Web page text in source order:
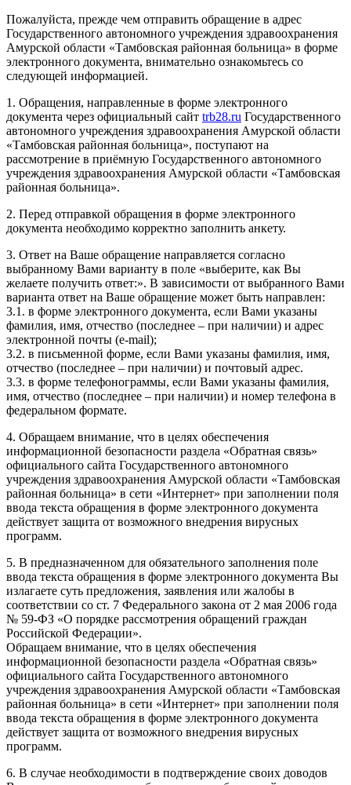
Пожалуйста, прежде чем отправить обращение в адрес
Государственного автономного учреждения здравоохранения
Амурской области «Тамбовская районная больница» в форме
электронного документа, внимательно ознакомьтесь со
следующей информацией.
1. Обращения, направленные в форме электронного
документа через официальный сайт trb28.ru Государственного
автономного учреждения здравоохранения Амурской области
«Тамбовская районная больница», поступают на
рассмотрение в приёмную Государственного автономного
учреждения здравоохранения Амурской области «Тамбовская
районная больница».
2. Перед отправкой обращения в форме электронного
документа необходимо корректно заполнить анкету.
3. Ответ на Ваше обращение направляется согласно
выбранному Вами варианту в поле «выберите, как Вы
желаете получить ответ:». В зависимости от выбранного Вами
варианта ответ на Ваше обращение может быть направлен:
3.1. в форме электронного документа, если Вами указаны
фамилия, имя, отчество (последнее – при наличии) и адрес
электронной почты (e-mail);
3.2. в письменной форме, если Вами указаны фамилия, имя,
отчество (последнее – при наличии) и почтовый адрес.
3.3. в форме телефонограммы, если Вами указаны фамилия,
имя, отчество (последнее – при наличии) и номер телефона в
федеральном формате.
4. Обращаем внимание, что в целях обеспечения
информационной безопасности раздела «Обратная связь»
официального сайта Государственного автономного
учреждения здравоохранения Амурской области «Тамбовская
районная больница» в сети «Интернет» при заполнении поля
ввода текста обращения в форме электронного документа
действует защита от возможного внедрения вирусных
программ.
5. В предназначенном для обязательного заполнения поле
ввода текста обращения в форме электронного документа Вы
излагаете суть предложения, заявления или жалобы в
соответствии со ст. 7 Федерального закона от 2 мая 2006 года
№ 59-ФЗ «О порядке рассмотрения обращений граждан
Российской Федерации».
Обращаем внимание, что в целях обеспечения
информационной безопасности раздела «Обратная связь»
официального сайта Государственного автономного
учреждения здравоохранения Амурской области «Тамбовская
районная больница» в сети «Интернет» при заполнении поля
ввода текста обращения в форме электронного документа
действует защита от возможного внедрения вирусных
программ.
6. В случае необходимости в подтверждение своих доводов